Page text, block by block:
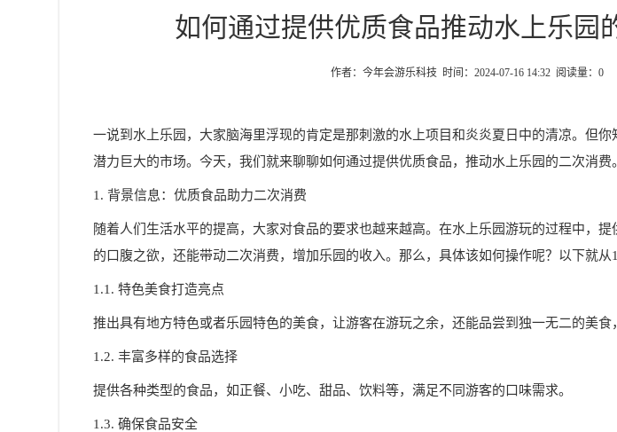
如何通过提供优质食品推动水上乐园
作者：今年会游乐科技 时间：2024-07-16 14:32 阅读量： 0
一说到水上乐园，大家脑海里浮现的肯定是那刺激的水上项目和炎炎夏日中的清凉。但
潜力巨大的市场。今天，我们就来聊聊如何通过提供优质食品，推动水上乐园的二次消费
1. 背景信息：优质食品助力二次消费
随着人们生活水平的提高，大家对食品的要求也越来越高。在水上乐园游玩的过程中，
的口腹之欲，还能带动二次消费，增加乐园的收入。那么，具体该如何操作呢？以下就从
1.1. 特色美食打造亮点
推出具有地方特色或者乐园特色的美食，让游客在游玩之余，还能品尝到独一无二的美食
1.2. 丰富多样的食品选择
提供各种类型的食品，如正餐、小吃、甜品、饮料等，满足不同游客的口味需求。
1.3. 确保食品安全